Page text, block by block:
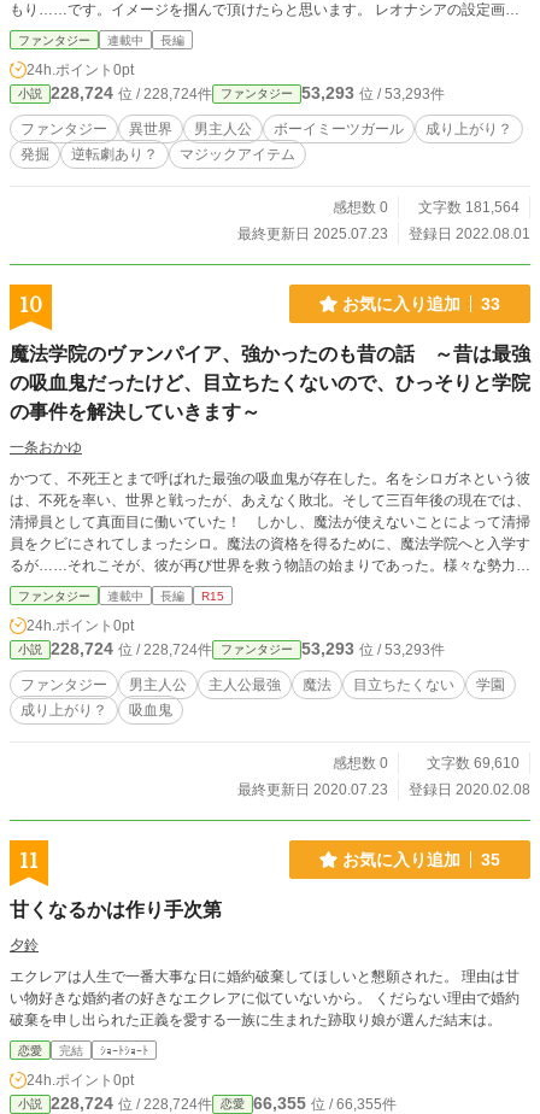
もり……です。イメージを掴んで頂けたらと思います。 レオナシアの設定画に
ついては、顔は苦手ですので……好みの女性キャラの顔を連想しておいて下さ
い。 今のところの流行から、スズカさんやネイチャさんや、フラッシュさんあ
たりがお薦めです。 ８／２７ エピローグまでアップ完了です。読んで頂いた
方々のおかげで、モチベーション保ててます。 ありがとうございます！ ８／３
１追記 ちょこちょこと修正やらやってます……。内容は、近況にてm(_ _)ｍ ９
／19 ファンタジー小説大賞、中間より前の順位が固持できています。投票し
て頂いた方々、ありがとうございました！ ９／２０ 技術長の高慢と欺瞞の
ファンタジー 連載中 長編
24h.ポイント 0pt
小説 228,724 位 / 228,724件 ファンタジー 53,293 位 / 53,293件
ファンタジー 異世界 男主人公 ボーイミーツガール
成り上がり？
発掘
逆転劇あり？ マジックアイテム
感想数 0
文字数 181,564
最終更新日 2025.07.23
登録日 2022.08.01
10 お気に入り追加 33
魔法学院のヴァンパイア、強かったのも昔の話 ～昔は最強
の吸血鬼だったけど、目立ちたくないので、ひっそりと学院
の事件を解決していきます～
一条おかゆ
かつて、不死王とまで呼ばれた最強の吸血鬼が存在した。名をシロガネという彼
は、不死を率い、世界と戦ったが、あえなく敗北。そして三百年後の現在では、
清掃員として真面目に働いていた！ しかし、魔法が使えないことによって清掃
員をクビにされてしまったシロ。魔法の資格を得るために、魔法学院へと入学す
るが……それこそが、彼が再び世界を救う物語の始まりであった。様々な勢力の
陰謀渦巻く魔法学院で、彼は吸血鬼と気が付かれずに、魔法の資格を取れるの
か！？
ファンタジー 連載中 長編 R15
24h.ポイント 0pt
小説 228,724 位 / 228,724件 ファンタジー 53,293 位 / 53,293件
ファンタジー 男主人公 主人公最強 魔法 目立ちたくない
学園
成り上がり？
吸血鬼
感想数 0
文字数 69,610
最終更新日 2020.07.23
登録日 2020.02.08
11 お気に入り追加 35
甘くなるかは作り手次第
夕鈴
エクレアは人生で一番大事な日に婚約破棄してほしいと懇願された。 理由は甘
い物好きな婚約者の好きなエクレアに似ていないから。 くだらない理由で婚約
破棄を申し出られた正義を愛する一族に生まれた跡取り娘が選んだ結末は。
恋愛 完結 ｼｮｰﾄｼｮｰﾄ
24h.ポイント 0pt
小説 228,724 位 / 228,724件 恋愛 66,355 位 / 66,355件